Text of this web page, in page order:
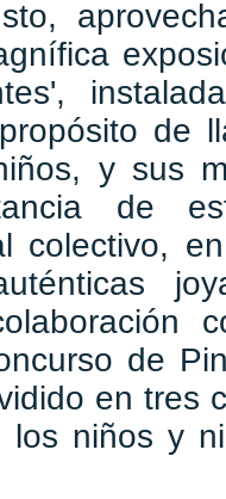
de
y sus
de
colectivo,
de
en tres
los niños y